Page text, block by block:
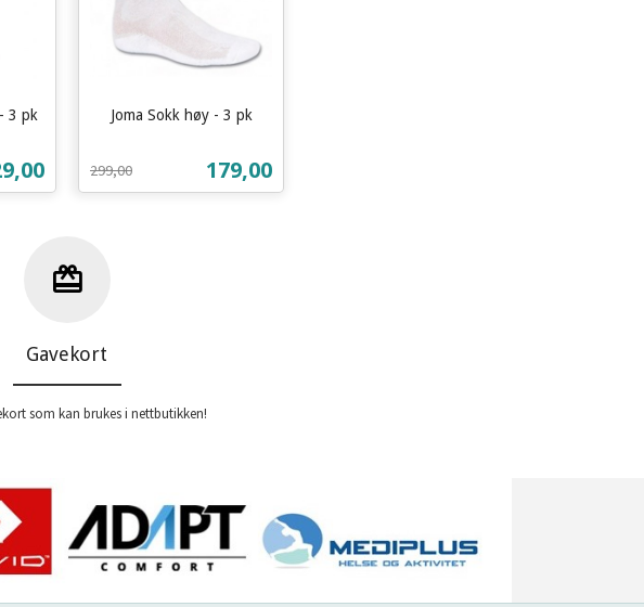
3 pk Joma Sokk høy - 3 pk
Tilbud
179,00
299,00
Gavekort
som kan brukes i nettbutikken!